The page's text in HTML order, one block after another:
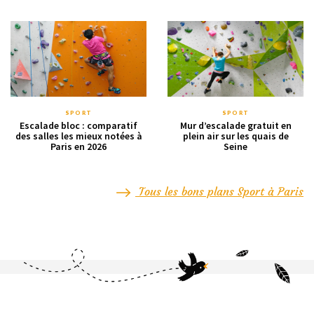
SPORT
Escalade bloc : comparatif
des salles les mieux notées à
Paris en 2026
SPORT
Mur d’escalade gratuit en
plein air sur les quais de
Seine
Tous les bons plans Sport à Paris